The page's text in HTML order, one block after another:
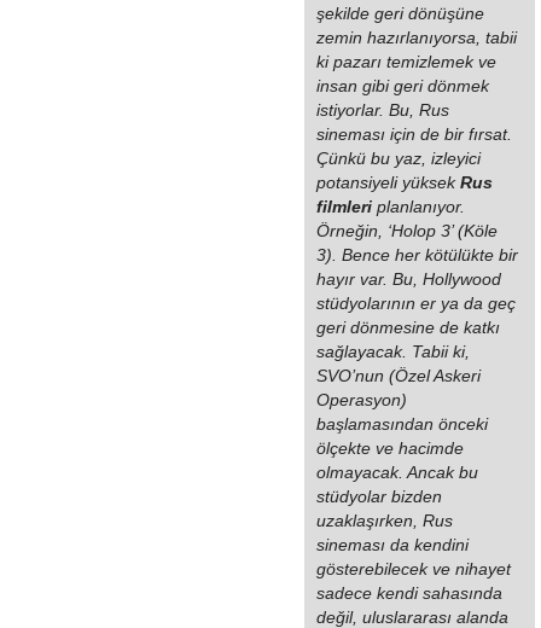
şekilde geri dönüşüne
zemin hazırlanıyorsa, tabii
ki pazarı temizlemek ve
insan gibi geri dönmek
istiyorlar. Bu, Rus
sineması için de bir fırsat.
Çünkü bu yaz, izleyici
potansiyeli yüksekRus
filmleri planlanıyor.
Örneğin, ‘Holop 3’ (Köle
3). Bence her kötülükte bir
hayır var. Bu, Hollywood
stüdyolarının er ya da geç
geri dönmesine de katkı
sağlayacak. Tabii ki,
SVO’nun (Özel Askeri
Operasyon)
başlamasından önceki
ölçekte ve hacimde
olmayacak. Ancak bu
stüdyolar bizden
uzaklaşırken, Rus
sineması da kendini
gösterebilecek ve nihayet
sadece kendi sahasında
değil, uluslararası alanda